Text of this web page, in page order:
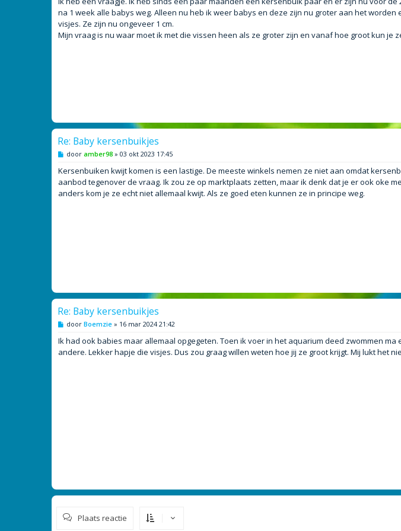
na 1 week alle babys weg. Alleen nu heb ik weer babys en deze zijn nu groter aan het
visjes. Ze zijn nu ongeveer 1 cm.
Mijn vraag is nu waar moet ik met die vissen heen als ze groter zijn en vanaf hoe groot kun je
Re: Baby kersenbuikjes
B
r
i
c
h
door amber98 » 03 okt 2023 17:45
Kersenbuiken kwijt komen is een lastige. De meeste winkels nemen ze niet aan omdat
aanbod tegenover de vraag. Ik zou ze op marktplaats zetten, maar ik denk dat je er ook oke
anders kom je ze echt niet allemaal kwijt. Als ze goed eten kunnen ze in principe weg.
Re: Baby kersenbuikjes
B
r
c
door Boemzie » 16 mar 2024 21:42
Ik had ook babies maar allemaal opgegeten. Toen ik voer in het aquarium deed zwommen
andere. Lekker hapje die visjes. Dus zou graag willen weten hoe jij ze groot krijgt. Mij lukt het
Plaats reactie